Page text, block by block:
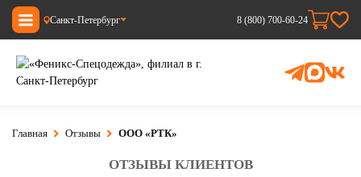
Санкт-Петербург 8 (800) 700-60-24
Главная Отзывы ООО «РТК»
ОТЗЫВЫ КЛИЕНТОВ